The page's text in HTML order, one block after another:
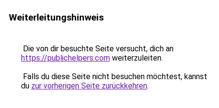
Weiterleitungshinweis
Die von dir besuchte Seite versucht, dich an
https://publichelpers.com weiterzuleiten.
Falls du diese Seite nicht besuchen möchtest, kannst
du zur vorherigen Seite zurückkehren.